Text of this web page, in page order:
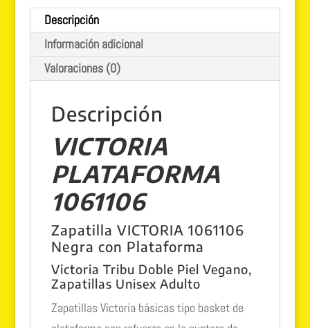
Descripción
Información adicional
Valoraciones (0)
Descripción
VICTORIA
PLATAFORMA
1061106
Zapatilla VICTORIA 1061106
Negra con Plataforma
Victoria Tribu Doble Piel Vegano,
Zapatillas Unisex Adulto
Zapatillas Victoria básicas tipo basket de